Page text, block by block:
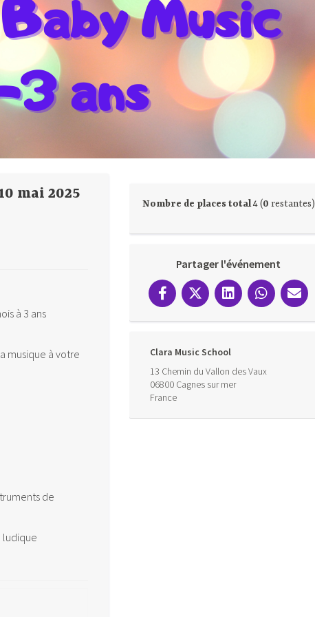
mai 2025
à 3 ans
musique à votre
de
ludique
Nombre de places total4 (0 restantes)
Partager l'événement
Clara Music School
13 Chemin du Vallon des Vaux
06800 Cagnes sur mer
France